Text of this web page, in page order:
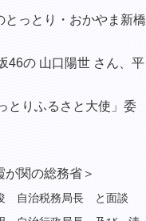
とっとり・おかやま新橋
の 山口陽世 さん、平
るさと大使」委
が関の総務省＞
自治税務局長 と面談